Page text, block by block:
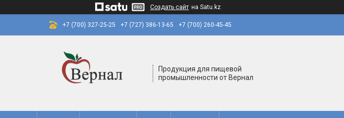
Создать сайт на Satu.kz
+7 (700) 327-25-25 +7 (727) 386-13-65 +7 (700) 260-45-45
Продукция для пищевой
промышленности от Вернал